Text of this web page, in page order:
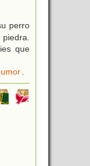
perro
piedra.
que
.